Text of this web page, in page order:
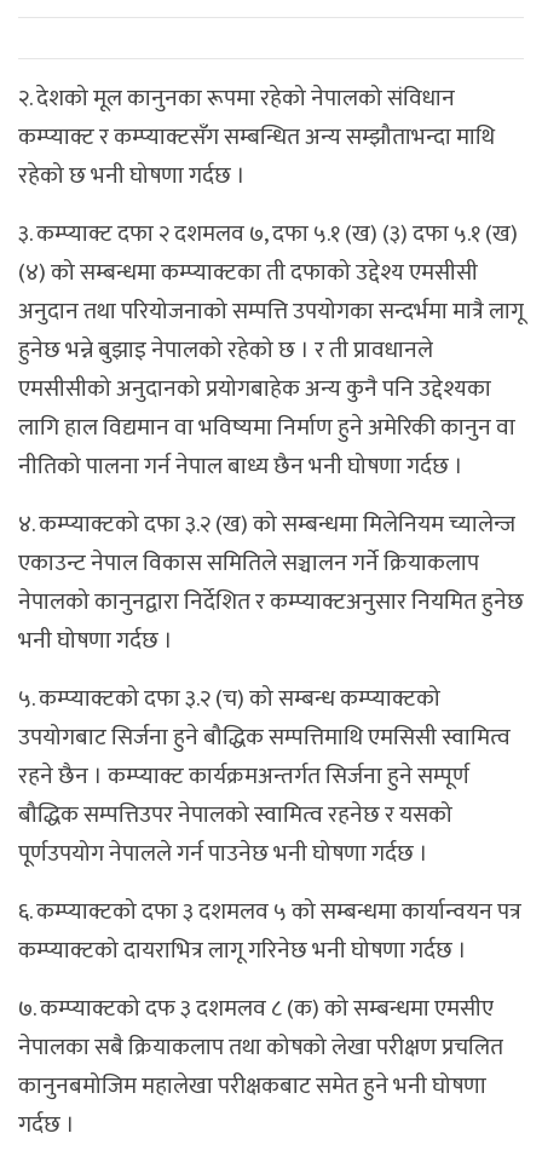
२. देशको मूल कानुनका रूपमा रहेको नेपालको संविधान
कम्प्याक्ट र कम्प्याक्टसँग सम्बन्धित अन्य सम्झौताभन्दा माथि
रहेको छ भनी घोषणा गर्दछ ।
३. कम्प्याक्ट दफा २ दशमलव ७, दफा ५.१ (ख) (३) दफा ५.१ (ख)
(४) को सम्बन्धमा कम्प्याक्टका ती दफाको उद्देश्य एमसीसी
अनुदान तथा परियोजनाको सम्पत्ति उपयोगका सन्दर्भमा मात्रै लागू
हुनेछ भन्ने बुझाइ नेपालको रहेको छ । र ती प्रावधानले
एमसीसीको अनुदानको प्रयोगबाहेक अन्य कुनै पनि उद्देश्यका
लागि हाल विद्यमान वा भविष्यमा निर्माण हुने अमेरिकी कानुन वा
नीतिको पालना गर्न नेपाल बाध्य छैन भनी घोषणा गर्दछ ।
४. कम्प्याक्टको दफा ३.२ (ख) को सम्बन्धमा मिलेनियम च्यालेन्ज
एकाउन्ट नेपाल विकास समितिले सञ्चालन गर्ने क्रियाकलाप
नेपालको कानुनद्वारा निर्देशित र कम्प्याक्टअनुसार नियमित हुनेछ
भनी घोषणा गर्दछ ।
५. कम्प्याक्टको दफा ३.२ (च) को सम्बन्ध कम्प्याक्टको
उपयोगबाट सिर्जना हुने बौद्धिक सम्पत्तिमाथि एमसिसी स्वामित्व
रहने छैन । कम्प्याक्ट कार्यक्रमअन्तर्गत सिर्जना हुने सम्पूर्ण
बौद्धिक सम्पत्तिउपर नेपालको स्वामित्व रहनेछ र यसको
पूर्णउपयोग नेपालले गर्न पाउनेछ भनी घोषणा गर्दछ ।
६. कम्प्याक्टको दफा ३ दशमलव ५ को सम्बन्धमा कार्यान्वयन पत्र
कम्प्याक्टको दायराभित्र लागू गरिनेछ भनी घोषणा गर्दछ ।
७. कम्प्याक्टको दफ ३ दशमलव ८ (क) को सम्बन्धमा एमसीए
नेपालका सबै क्रियाकलाप तथा कोषको लेखा परीक्षण प्रचलित
कानुनबमोजिम महालेखा परीक्षकबाट समेत हुने भनी घोषणा
गर्दछ ।